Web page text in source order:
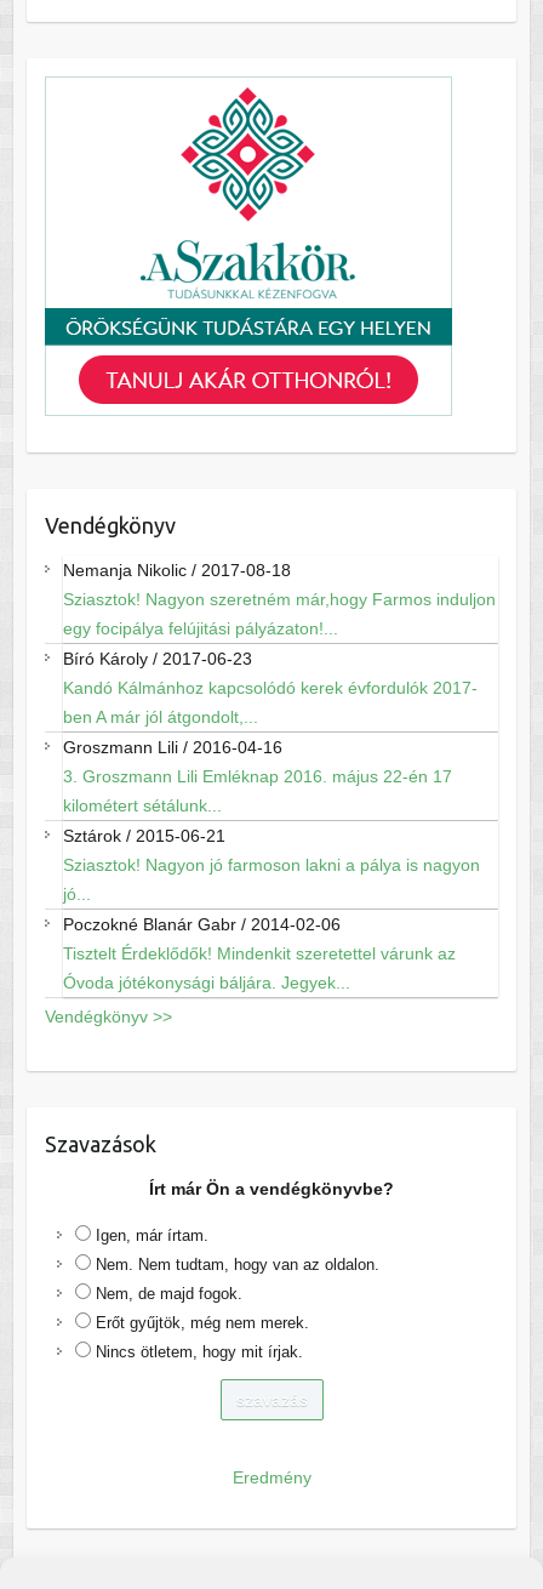
Vendégkönyv
Nemanja Nikolic/ 2017-08-18
Sziasztok! Nagyon szeretném már,hogy Farmos induljon
egy focipálya felújitási pályázaton!...
Bíró Károly/ 2017-06-23
Kandó Kálmánhoz kapcsolódó kerek évfordulók 2017-
ben A már jól átgondolt,...
Groszmann Lili/ 2016-04-16
3. Groszmann Lili Emléknap 2016. május 22-én 17
kilométert sétálunk...
Sztárok/ 2015-06-21
Sziasztok! Nagyon jó farmoson lakni a pálya is nagyon
jó...
Poczokné Blanár Gabr/ 2014-02-06
Tisztelt Érdeklődők! Mindenkit szeretettel várunk az
Óvoda jótékonysági báljára. Jegyek...
Vendégkönyv >>
Szavazások
Írt már Ön a vendégkönyvbe?
Igen, már írtam.
Nem. Nem tudtam, hogy van az oldalon.
Nem, de majd fogok.
Erőt gyűjtök, még nem merek.
Nincs ötletem, hogy mit írjak.
Eredmény